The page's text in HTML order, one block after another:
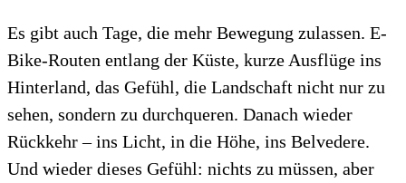
Es gibt auch Tage, die mehr Bewegung zulassen. E-
Bike-Routen entlang der Küste, kurze Ausflüge ins
Hinterland, das Gefühl, die Landschaft nicht nur zu
sehen, sondern zu durchqueren. Danach wieder
Rückkehr – ins Licht, in die Höhe, ins Belvedere.
Und wieder dieses Gefühl: nichts zu müssen, aber